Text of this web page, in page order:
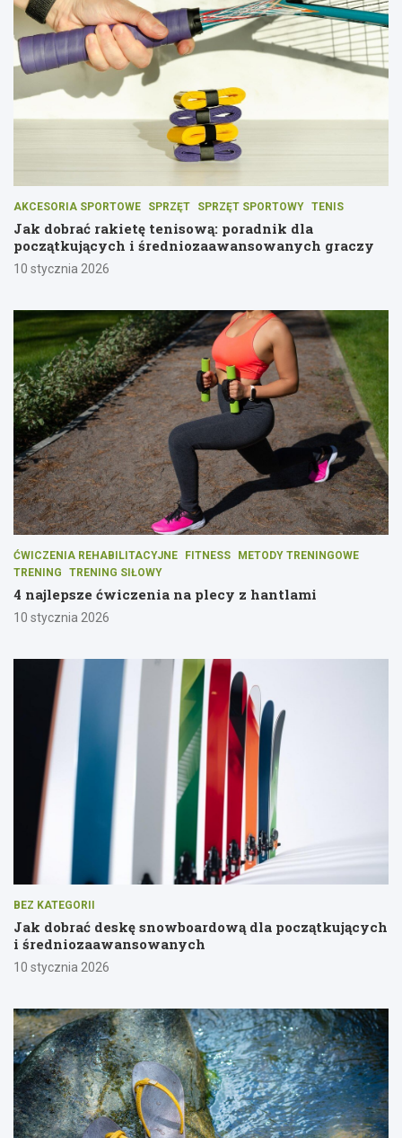
AKCESORIA SPORTOWE SPRZĘT SPRZĘT SPORTOWY TENIS
Jak dobrać rakietę tenisową: poradnik dla
początkujących i średniozaawansowanych graczy
10 stycznia 2026
ĆWICZENIA REHABILITACYJNE FITNESS
METODY TRENINGOWE
TRENING
TRENING SIŁOWY
4 najlepsze ćwiczenia na plecy z hantlami
10 stycznia 2026
BEZ KATEGORII
Jak dobrać deskę snowboardową dla początkujących
i średniozaawansowanych
10 stycznia 2026